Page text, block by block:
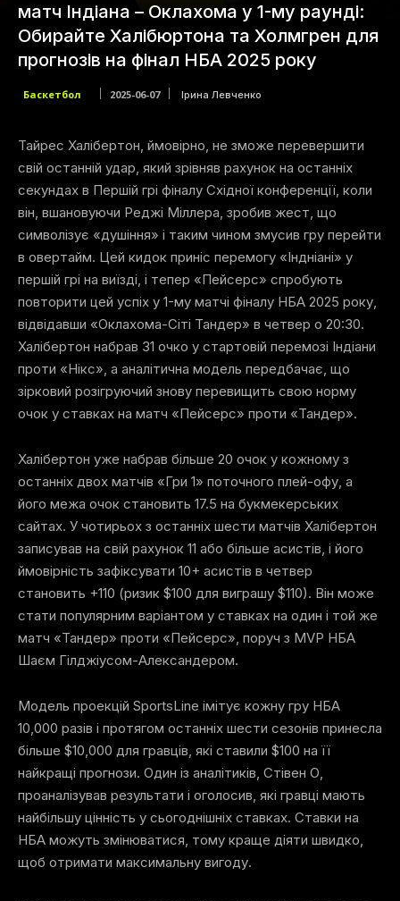
матч Індіана – Оклахома у 1-му раунді:
Обирайте Халібюртона та Холмгрен для
прогнозів на фінал НБА 2025 року
Баскетбол 2025-06-07 Ірина Левченко
Тайрес Халібертон, ймовірно, не зможе перевершити
свій останній удар, який зрівняв рахунок на останніх
секундах в Першій грі фіналу Східної конференції, коли
він, вшановуючи Реджі Міллера, зробив жест, що
символізує «душіння» і таким чином змусив гру перейти
в овертайм. Цей кидок приніс перемогу «Індніані» у
першій грі на виїзді, і тепер «Пейсерс» спробують
повторити цей успіх у 1-му матчі фіналу НБА 2025 року,
відвідавши «Оклахома-Сіті Тандер» в четвер о 20:30.
Халібертон набрав 31 очко у стартовій перемозі Індіани
проти «Нікс», а аналітична модель передбачає, що
зірковий розігруючий знову перевищить свою норму
очок у ставках на матч «Пейсерс» проти «Тандер».
Халібертон уже набрав більше 20 очок у кожному з
останніх двох матчів «Гри 1» поточного плей-офу, а
його межа очок становить 17.5 на букмекерських
сайтах. У чотирьох з останніх шести матчів Халібертон
записував на свій рахунок 11 або більше асистів, і його
ймовірність зафіксувати 10+ асистів в четвер
становить +110 (ризик $100 для виграшу $110). Він може
стати популярним варіантом у ставках на один і той же
матч «Тандер» проти «Пейсерс», поруч з MVP НБА
Шаєм Гілджіусом-Александером.
Модель проекцій SportsLine імітує кожну гру НБА
10,000 разів і протягом останніх шести сезонів принесла
більше $10,000 для гравців, які ставили $100 на її
найкращі прогнози. Один із аналітиків, Стівен О,
проаналізував результати і оголосив, які гравці мають
найбільшу цінність у сьогоднішніх ставках. Ставки на
НБА можуть змінюватися, тому краще діяти швидко,
щоб отримати максимальну вигоду.